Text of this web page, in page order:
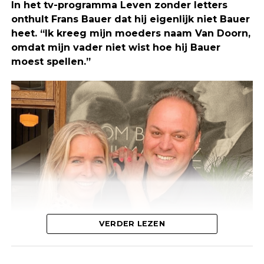
het leven zou komen.
De acteur schreef bij de foto: “Oh, so warm water
swirling around makes you feel good? I’m
Mattman!”
De afgelopen uren kreeg de foto nog
honderdduizenden hartjes van rouwende fans van
over de hele wereld.
In het tv-programma Leven zonder letters
onthult Frans Bauer dat hij eigenlijk niet Bauer
heet. “Ik kreeg mijn moeders naam Van Doorn,
omdat mijn vader niet wist hoe hij Bauer
moest spellen.”
VERDER LEZEN